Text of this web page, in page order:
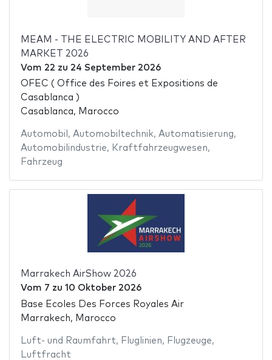
MEAM - THE ELECTRIC MOBILITY AND AFTER
MARKET 2026
Vom 22 zu 24 September 2026
OFEC ( Office des Foires et Expositions de
Casablanca )
Casablanca, Marocco
Automobil , Automobiltechnik, Automatisierung,
Automobilindustrie, Kraftfahrzeugwesen,
Fahrzeug
Marrakech AirShow 2026
Vom 7 zu 10 Oktober 2026
Base Ecoles Des Forces Royales Air
Marrakech, Marocco
Luft- und Raumfahrt, Fluglinien, Flugzeuge,
Luftfracht